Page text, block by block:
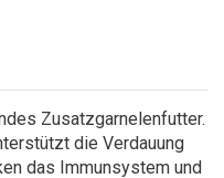
Zusatzgarnelenfutter.
die Verdauung
das Immunsystem und